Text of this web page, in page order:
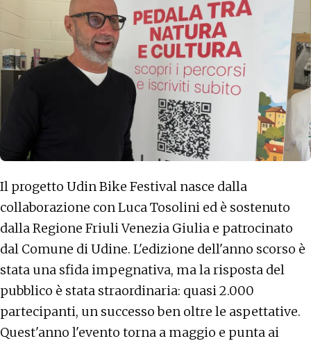
Il progetto Udin Bike Festival nasce dalla
collaborazione con Luca Tosolini ed è sostenuto
dalla Regione Friuli Venezia Giulia e patrocinato
dal Comune di Udine. L'edizione dell'anno scorso è
stata una sfida impegnativa, ma la risposta del
pubblico è stata straordinaria: quasi 2.000
partecipanti, un successo ben oltre le aspettative.
Quest'anno l'evento torna a maggio e punta ai